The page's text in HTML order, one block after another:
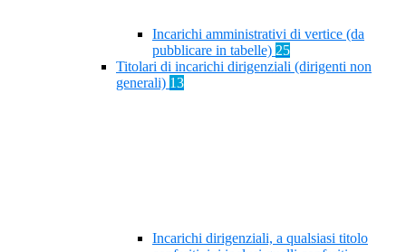
Incarichi amministrativi di vertice (da
pubblicare in tabelle) 25
Titolari di incarichi dirigenziali (dirigenti non
generali) 13
Incarichi dirigenziali, a qualsiasi titolo